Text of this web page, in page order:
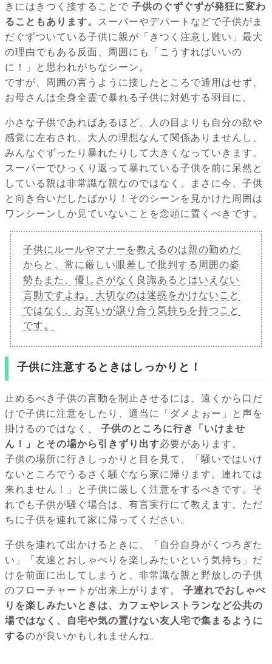
きにはきつく接することで 子供のぐずぐずが発狂に変わ
ることもあります。
スーパーやデパートなどで子供がま
だぐずついている子供に親が「きつく注意し難い」最大
の理由でもある反面、周囲にも「こうすればいいの
に！」と思われがちなシーン。
ですが、周囲の言うように接したところで通用はせず、
お母さんは全身全霊で暴れる子供に対処する羽目に。
小さな子供であればあるほど、人の目よりも自分の欲や
感覚に左右され、大人の理想なんて関係ありませんし、
みんなぐずったり暴れたりして大きくなっていきます。
スーパーでひっくり返って暴れている子供を前に呆然と
している親は非常識な親なのではなく、まさに今、子供
と向き合いだしたばかり！そのシーンを見かけた周囲は
ワンシーンしか見ていないことを念頭に置くべきです。
子供にルールやマナーを教えるのは親の勤めだ
からと、常に厳しい眼差しで批判する周囲の姿
勢もまた、優しさがなく良識あるとはいえない
言動ですよね。大切なのは迷惑をかけないこと
ではなく、お互いが譲り合う気持ちを持つこと
です。
子供に注意するときはしっかりと！
止めるべき子供の言動を制止させるには、遠くから口だ
けで子供に注意をしたり、適当に「ダメよぉー」と声を
掛けるのではなく、
子供のところに行き「いけませ
ん！」とその場から引きずり出す必要があります。
子供の場所に行きしっかりと目を見て、「騒いではいけ
ないところでうるさく騒ぐなら家に帰ります。連れては
来れません！」と子供に厳しく注意をするべきです。そ
れでも子供が騒ぐ場合は、有言実行にて教えます。ただ
ちに子供を連れて家に帰ってください。
子供を連れて出かけるときに、「自分自身がくつろぎた
い」「友達とおしゃべりを楽しみたいという気持ち」だ
けを前面に出してしまうと、非常識な親と野放しの子供
のフローチャートが出来上がります。
子連れでおしゃべ
りを楽しみたいときは、カフェやレストランなど公共の
場ではなく、自宅や気の置けない友人宅で集まるように
するのが良いかもしれませんね。